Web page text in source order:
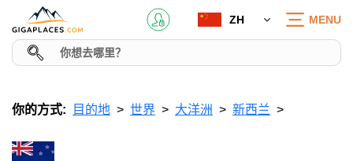
ZH MENU
你的方式: 目的地 世界 大洋洲 新西兰